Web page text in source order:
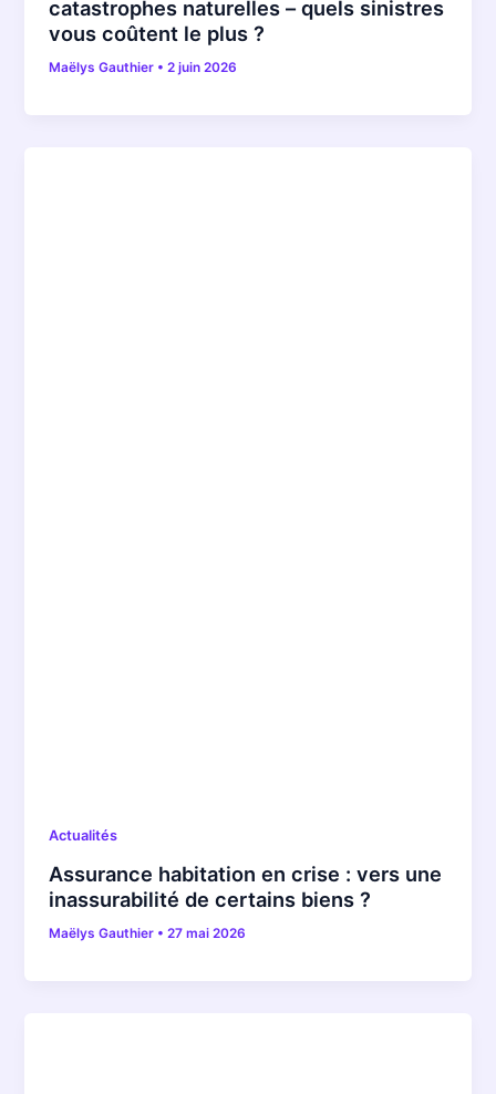
catastrophes naturelles – quels sinistres
vous coûtent le plus ?
Maëlys Gauthier •2 juin 2026
Actualités
Assurance habitation en crise : vers une
inassurabilité de certains biens ?
Maëlys Gauthier •27 mai 2026